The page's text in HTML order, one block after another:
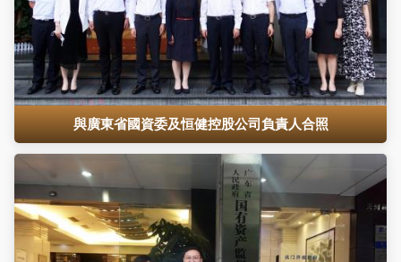
與廣東省國資委及恒健控股公司負責人合照